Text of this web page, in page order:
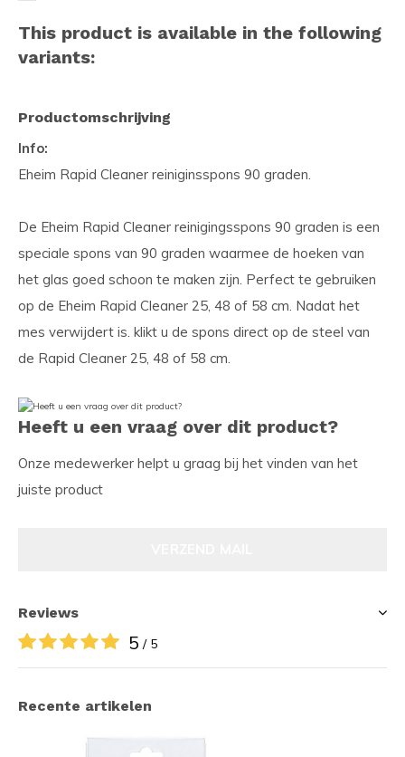
This product is available in the following
variants:
Productomschrijving
Info:
Eheim Rapid Cleaner reiniginsspons 90 graden.
De Eheim Rapid Cleaner reinigingsspons 90 graden is een
speciale spons van 90 graden waarmee de hoeken van
het glas goed schoon te maken zijn. Perfect te gebruiken
op de Eheim Rapid Cleaner 25, 48 of 58 cm. Nadat het
mes verwijdert is. klikt u de spons direct op de steel van
de Rapid Cleaner 25, 48 of 58 cm.
Heeft u een vraag over dit product?
Onze medewerker helpt u graag bij het vinden van het
juiste product
Reviews
5 / 5
Recente artikelen